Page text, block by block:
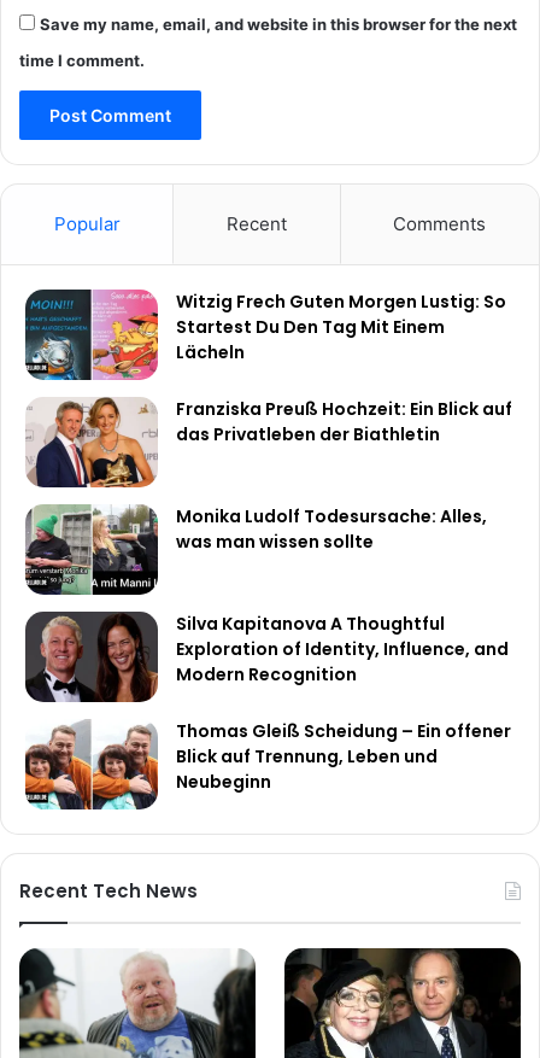
Save my name, email, and website in this browser for the next
time I comment.
Popular Recent Comments
Witzig Frech Guten Morgen Lustig: So
Startest Du Den Tag Mit Einem
Lächeln
Franziska Preuß Hochzeit: Ein Blick auf
das Privatleben der Biathletin
Monika Ludolf Todesursache: Alles,
was man wissen sollte
Silva Kapitanova A Thoughtful
Exploration of Identity, Influence, and
Modern Recognition
Thomas Gleiß Scheidung – Ein offener
Blick auf Trennung, Leben und
Neubeginn
Recent Tech News